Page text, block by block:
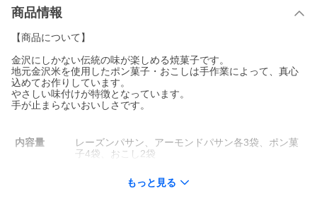
商品情報
【商品について】
金沢にしかない伝統の味が楽しめる焼菓子です。
地元金沢米を使用したポン菓子・おこしは手作業によって、真心
込めてお作りしています。
やさしい味付けが特徴となっています。
手が止まらないおいしさです。
内容量
レーズンパサン、アーモンドパサン各3袋、ポン菓
子4袋、おこし2袋
ズン、鶏卵、アーモンド、ブドウ糖、蜂蜜、植物
油脂、米（石川県産）、水飴、食用なたね油、食
もっと見る